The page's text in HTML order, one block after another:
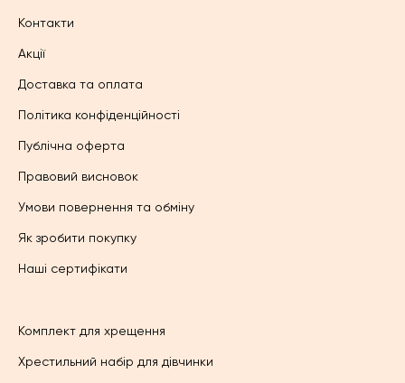
Контакти
Акції
Доставка та оплата
Політика конфіденційності
Публічна оферта
Правовий висновок
Умови повернення та обміну
Як зробити покупку
Наші сертифікати
Комплект для хрещення
Хрестильний набір для дівчинки